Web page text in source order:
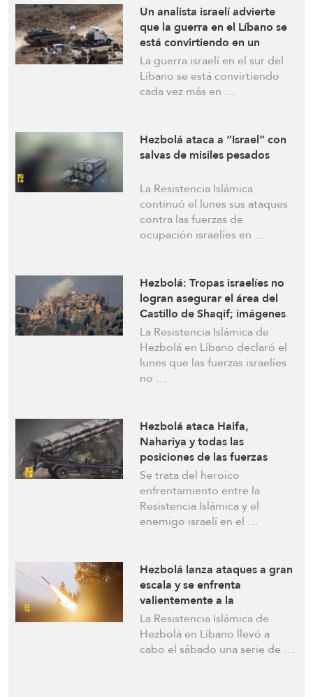
Un analista israelí advierte
que la guerra en el Líbano se
está convirtiendo en un
«atolladero» ante la evolución
de las tácticas de Hezbolá
La guerra israelí en el sur del
Líbano se está convirtiendo
cada vez más en …
Hezbolá ataca a “Israel” con
salvas de misiles pesados
La Resistencia Islámica
continuó el lunes sus ataques
contra las fuerzas de
ocupación israelíes en …
Hezbolá: Tropas israelíes no
logran asegurar el área del
Castillo de Shaqif; imágenes
desmienten las afirmaciones
La Resistencia Islámica de
Hezbolá en Líbano declaró el
lunes que las fuerzas israelíes
no …
Hezbolá ataca Haifa,
Nahariya y todas las
posiciones de las fuerzas
israelíes en el sur del Líbano
con misiles y drones
Se trata del heroico
enfrentamiento entre la
Resistencia Islámica y el
enemigo israelí en el …
Hezbolá lanza ataques a gran
escala y se enfrenta
valientemente a la
desesperada incursión israelí
La Resistencia Islámica de
Hezbolá en Líbano llevó a
cabo el sábado una serie de …